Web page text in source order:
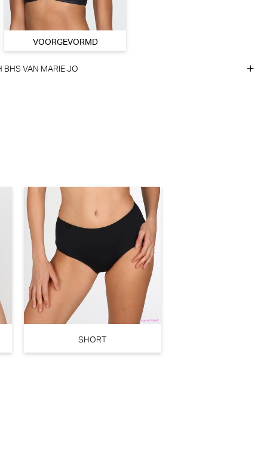
34,93
Voorgevormde BH - BH Hartvorm (Powder Rose)
VOORGEVORMD
BHS VAN MARIE JO
SHORT